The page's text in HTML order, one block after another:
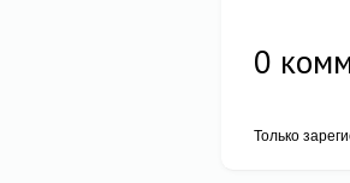
0
Только